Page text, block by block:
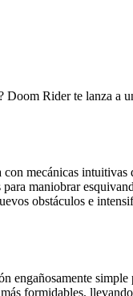
Rider te lanza a
mecánicas
maniobrar
obstáculos e
engañosamente
formidables,